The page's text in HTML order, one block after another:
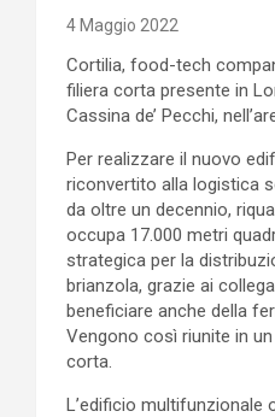
4 Maggio 2022
Cortilia, food-tech
filiera corta presente in
Cassina de’ Pecchi,
Per realizzare il nuovo
riconvertito alla logistica
da oltre un decennio,
occupa 17.000 metri
strategica per la
brianzola, grazie ai
beneficiare anche della
Vengono così riunite in
corta.
L’edificio